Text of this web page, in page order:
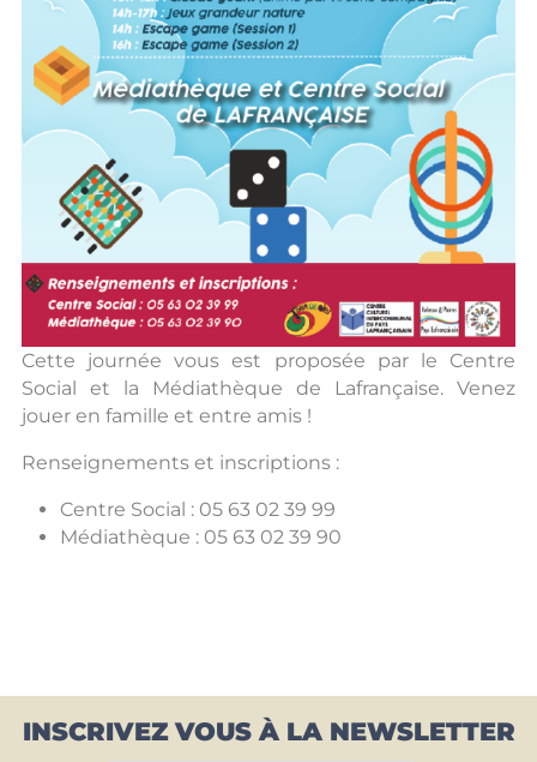
Cette journée vous est proposée par le Centre
Social et la Médiathèque de Lafrançaise. Venez
jouer en famille et entre amis !
Renseignements et inscriptions :
Centre Social : 05 63 02 39 99
Médiathèque : 05 63 02 39 90
INSCRIVEZ VOUS À LA NEWSLETTER